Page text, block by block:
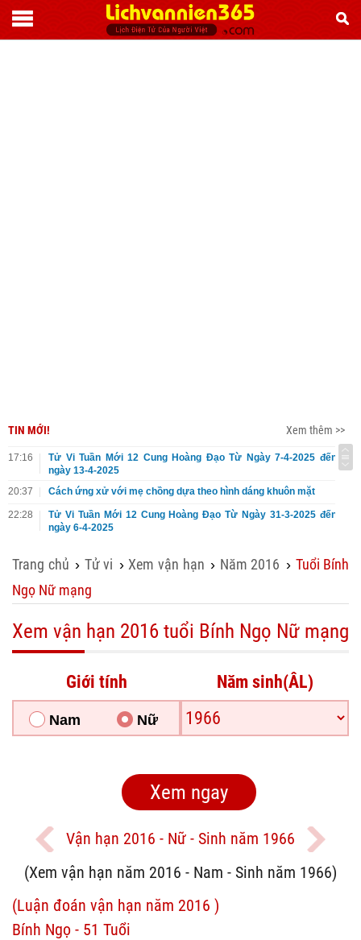
TIN MỚI! Xem thêm >>
17:16
Tử Vi Tuần Mới 12 Cung Hoàng Đạo Từ Ngày 7-4-2025 đến
ngày 13-4-2025
20:37
Cách ứng xử với mẹ chồng dựa theo hình dáng khuôn mặt
22:28
Tử Vi Tuần Mới 12 Cung Hoàng Đạo Từ Ngày 31-3-2025 đến
ngày 6-4-2025
Trang chủ › Tử vi ›Xem vận hạn › Năm 2016 › Tuổi Bính
Ngọ Nữ mạng
Xem vận hạn 2016 tuổi Bính Ngọ Nữ mạng
Giới tính
Nam Nữ
Năm sinh(ÂL)
Vận hạn 2016 - Nữ - Sinh năm 1966
(Xem vận hạn năm 2016 - Nam - Sinh năm 1966)
(Luận đoán vận hạn năm 2016 )
Bính Ngọ - 51 Tuổi